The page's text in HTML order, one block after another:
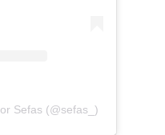
Sefas (@sefas_)